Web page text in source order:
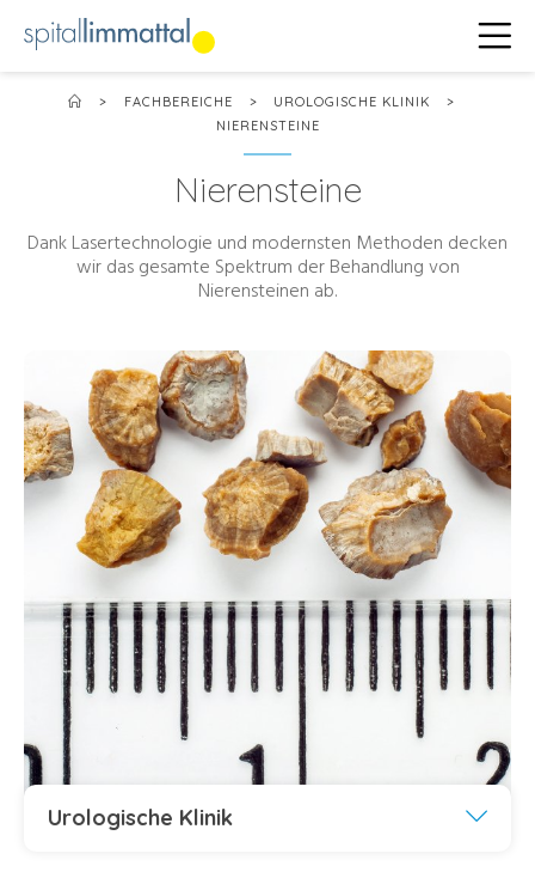
> FACHBEREICHE > UROLOGISCHE KLINIK
>
NIERENSTEINE
Nierensteine
Dank Lasertechnologie und modernsten Methoden decken
wir das gesamte Spektrum der Behandlung von
Nierensteinen ab.
Urologische Klinik